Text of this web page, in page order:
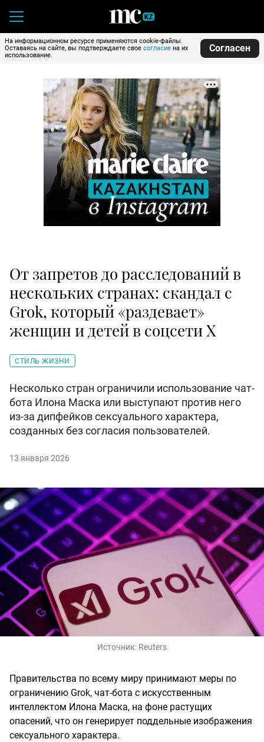
На информационном ресурсе применяются cookie-файлы.
Оставаясь на сайте, вы подтверждаете свое согласие на их
использование.
Согласен
От запретов до расследований в
нескольких странах: скандал с
Grok, который «раздевает»
женщин и детей в соцсети X
СТИЛЬ ЖИЗНИ
Несколько стран ограничили использование чат-
бота Илона Маска или выступают против него
из-за дипфейков сексуального характера,
созданных без согласия пользователей.
13 января 2026
Источник: Reuters
Правительства по всему миру принимают меры по
ограничению Grok, чат-бота с искусственным
интеллектом Илона Маска, на фоне растущих
опасений, что он генерирует поддельные изображения
сексуального характера.